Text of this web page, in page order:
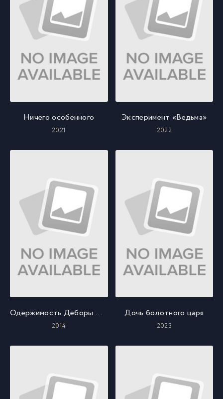
Ничего особенного
2021
Эксперимент «Ведьма»
2022
Одержимость Деборы Логан
2014
Дочь болотного царя
2023